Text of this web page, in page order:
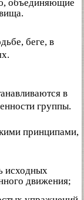
объединяющие
беге, в
в
группы.
принципами,
исходных
движения;